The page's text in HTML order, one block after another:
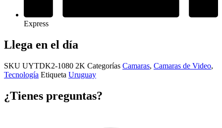
Express
Llega en el día
SKU UYTDK2-1080 2K Categorías Camaras, Camaras de Video,
Tecnología Etiqueta Uruguay
¿Tienes preguntas?